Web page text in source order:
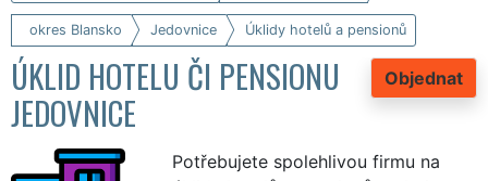
okres Blansko Jedovnice Úklidy hotelů a pensionů
Objednat
ÚKLID HOTELU ČI PENSIONU
JEDOVNICE
Potřebujete spolehlivou firmu na